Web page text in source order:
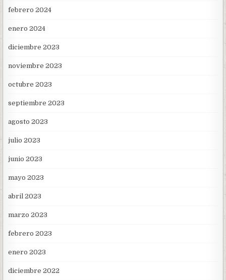
febrero 2024
enero 2024
diciembre 2023
noviembre 2023
octubre 2023
septiembre 2023
agosto 2023
julio 2023
junio 2023
mayo 2023
abril 2023
marzo 2023
febrero 2023
enero 2023
diciembre 2022